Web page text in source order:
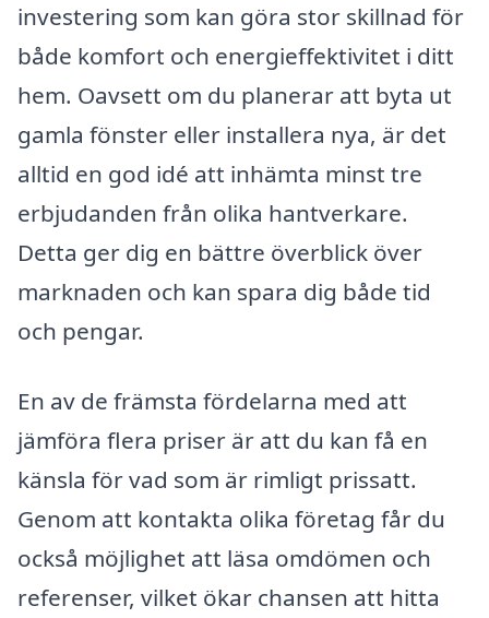
investering som kan göra stor skillnad för
både komfort och energieffektivitet i ditt
hem. Oavsett om du planerar att byta ut
gamla fönster eller installera nya, är det
alltid en god idé att inhämta minst tre
erbjudanden från olika hantverkare.
Detta ger dig en bättre överblick över
marknaden och kan spara dig både tid
och pengar.
En av de främsta fördelarna med att
jämföra flera priser är att du kan få en
känsla för vad som är rimligt prissatt.
Genom att kontakta olika företag får du
också möjlighet att läsa omdömen och
referenser, vilket ökar chansen att hitta